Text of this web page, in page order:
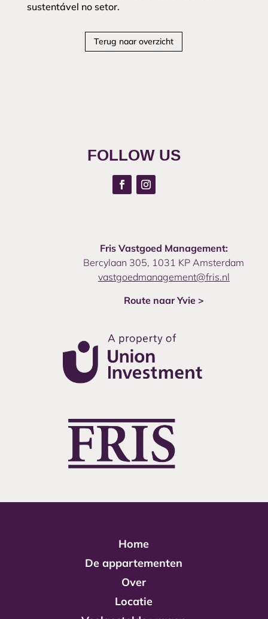
sustentável no setor.
Terug naar overzicht
FOLLOW US
Fris Vastgoed Management:
Bercylaan 305, 1031 KP Amsterdam
vastgoedmanagement@fris.nl
Route naar Yvie >
Home
De appartementen
Over
Locatie